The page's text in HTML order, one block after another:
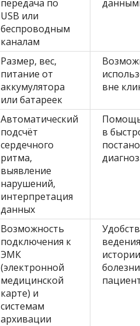
передача по
USB или
беспроводным
каналам
Размер, вес,
питание от
аккумулятора
или батареек
вне
Автоматический
подсчёт
сердечного
ритма,
выявление
нарушений,
интерпретация
данных
в
Возможность
подключения к
ЭМК
(электронной
медицинской
карте) и
системам
архивации
болезни